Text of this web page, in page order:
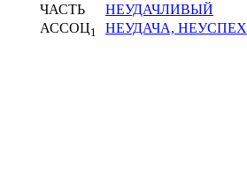
ЧАСТЬ
НЕУДАЧЛИВЫЙ
АССОЦ1 НЕУДАЧА, НЕУСПЕХ